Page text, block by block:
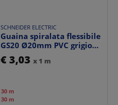
SCHNEIDER ELECTRIC
Guaina spiralata flessibile
GS20 Ø20mm PVC grigio
IP64 resistente...
€ 3,03 x 1 m
30 m
30 m